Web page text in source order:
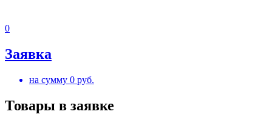
0
Заявка
на сумму 0 руб.
Товары в заявке